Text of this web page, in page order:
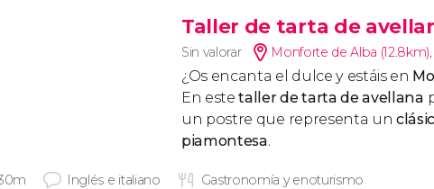
Taller de tarta de
Sin valorar Monforte de Alba (12.8km),
¿Os encanta el dulce y estáis en
En estetaller de tarta de avellana
un postre que representa un
piamontesa.
Inglés e italiano Gastronomía y enoturismo